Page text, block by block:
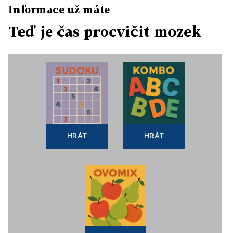
Informace už máte
Teď je čas procvičit mozek
HRÁT HRÁT